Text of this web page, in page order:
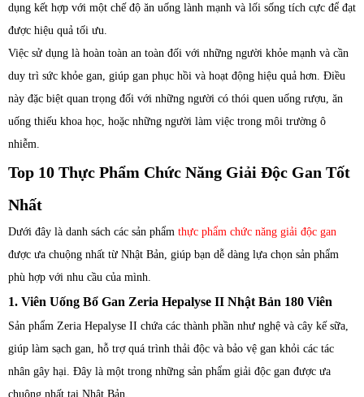
dụng kết hợp với một chế độ ăn uống lành mạnh và lối sống tích cực để đạt
được hiệu quả tối ưu.
Việc sử dụng là hoàn toàn an toàn đối với những người khỏe mạnh và cần
duy trì sức khỏe gan, giúp gan phục hồi và hoạt động hiệu quả hơn. Điều
này đặc biệt quan trọng đối với những người có thói quen uống rượu, ăn
uống thiếu khoa học, hoặc những người làm việc trong môi trường ô
nhiễm.
Top 10 Thực Phẩm Chức Năng Giải Độc Gan Tốt
Nhất
Dưới đây là danh sách các sản phẩm thực phẩm chức năng giải độc gan
được ưa chuộng nhất từ Nhật Bản, giúp bạn dễ dàng lựa chọn sản phẩm
phù hợp với nhu cầu của mình.
1. Viên Uống Bổ Gan Zeria Hepalyse II Nhật Bản 180 Viên
Sản phẩm Zeria Hepalyse II chứa các thành phần như nghệ và cây kế sữa,
giúp làm sạch gan, hỗ trợ quá trình thải độc và bảo vệ gan khỏi các tác
nhân gây hại. Đây là một trong những sản phẩm giải độc gan được ưa
chuộng nhất tại Nhật Bản.